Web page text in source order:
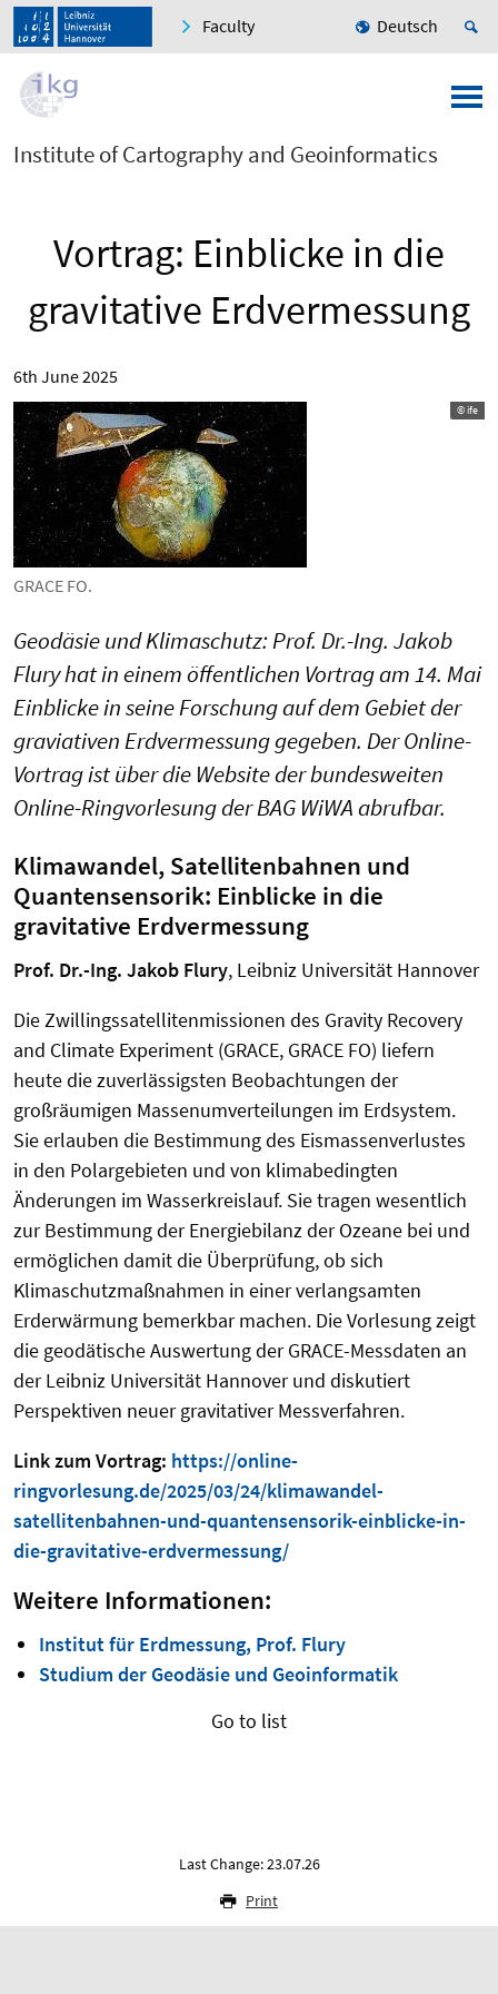
Faculty Deutsch
Institute of Cartography and Geoinformatics
Vortrag: Einblicke in die
gravitative Erdvermessung
6th June 2025
© ife
GRACE FO.
Geodäsie und Klimaschutz: Prof. Dr.-Ing. Jakob
Flury hat in einem öffentlichen Vortrag am 14. Mai
Einblicke in seine Forschung auf dem Gebiet der
graviativen Erdvermessung gegeben. Der Online-
Vortrag ist über die Website der bundesweiten
Online-Ringvorlesung der BAG WiWA abrufbar.
Klimawandel, Satellitenbahnen und
Quantensensorik: Einblicke in die
gravitative Erdvermessung
Prof. Dr.-Ing. Jakob Flury, Leibniz Universität Hannover
Die Zwillingssatellitenmissionen des Gravity Recovery
and Climate Experiment (GRACE, GRACE FO) liefern
heute die zuverlässigsten Beobachtungen der
großräumigen Massenumverteilungen im Erdsystem.
Sie erlauben die Bestimmung des Eismassenverlustes
in den Polargebieten und von klimabedingten
Änderungen im Wasserkreislauf. Sie tragen wesentlich
zur Bestimmung der Energiebilanz der Ozeane bei und
ermöglichen damit die Überprüfung, ob sich
Klimaschutzmaßnahmen in einer verlangsamten
Erderwärmung bemerkbar machen. Die Vorlesung zeigt
die geodätische Auswertung der GRACE-Messdaten an
der Leibniz Universität Hannover und diskutiert
Perspektiven neuer gravitativer Messverfahren.
Link zum Vortrag: https://online-
ringvorlesung.de/2025/03/24/klimawandel-
satellitenbahnen-und-quantensensorik-einblicke-in-
die-gravitative-erdvermessung/
Weitere Informationen:
Institut für Erdmessung, Prof. Flury
Studium der Geodäsie und Geoinformatik
Go to list
Last Change: 23.07.26
Print